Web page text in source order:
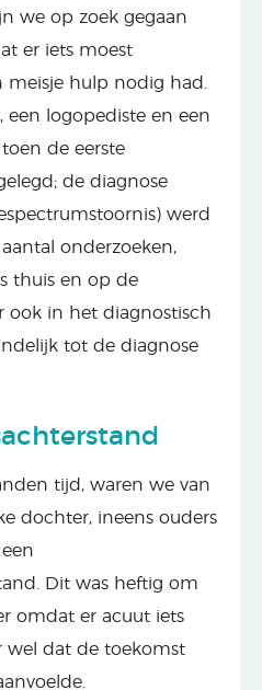
we op zoek gegaan
er iets moest
hulp nodig had.
een logopediste en een
de eerste
de diagnose
werd
onderzoeken,
thuis en op de
ook in het diagnostisch
tot de diagnose
tijd, waren we van
dochter, ineens ouders
Dit was heftig om
omdat er acuut iets
wel dat de toekomst